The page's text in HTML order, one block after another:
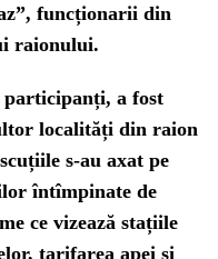
funcționarii din
raionului.
a fost
localități din raion
s-au axat pe
întîmpinate de
ce vizează stațiile
tarifarea apei și